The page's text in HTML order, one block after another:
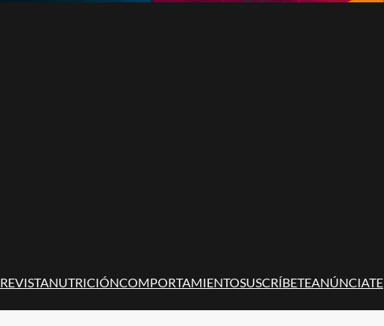
REVISTANUTRICIÓNCOMPORTAMIENTOSUSCRÍBETEANÚNCIATE